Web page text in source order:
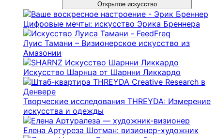
Открытое искусство
Цифровые мечты: искусство Эрика Бреннера
Луис Тамани – Визионерское искусство из
Амазонии
Искусство Шарнца от Шарнни Ликкардо
Творческие исследования THREYDA: Измерение
искусства и одежды
Елена Артуреза Шотман: визионер-художник